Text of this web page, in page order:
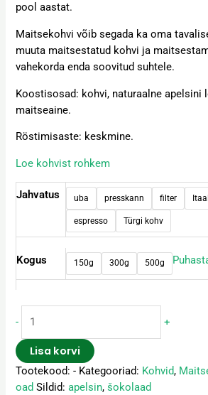
pool aastat.
Maitsekohvi võib segada ka oma
muuta maitsestatud kohvi ja
vahekorda enda soovitud suhtele.
Koostisosad: kohvi, naturaalne apelsini
maitseaine.
Röstimisaste: keskmine.
Loe kohvist rohkem
Jahvatus uba presskann filter
espresso Türgi kohv
Kogus 150g 300g 500g
- +
Lisa korvi
Tootekood:- Kategooriad: Kohvid,
oad Sildid:apelsin,šokolaad